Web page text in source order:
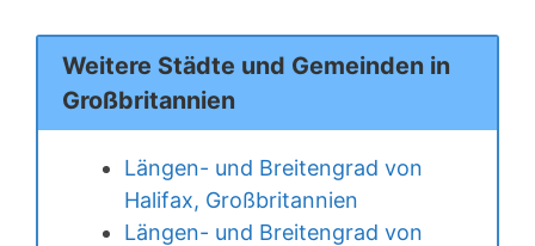
Weitere Städte und Gemeinden in
Großbritannien
Längen- und Breitengrad von
Halifax, Großbritannien
Längen- und Breitengrad von